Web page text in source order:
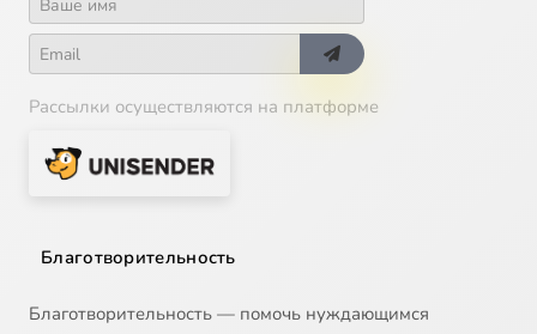
Рассылки осуществляются на платформе
Благотворительность
Благотворительность — помочь нуждающимся